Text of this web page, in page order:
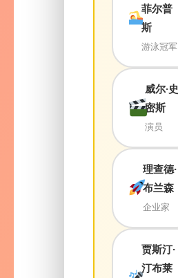
菲尔普
斯
游泳冠军
威尔·史
密斯
演员
理查德·
布兰森
企业家
贾斯汀·
汀布莱